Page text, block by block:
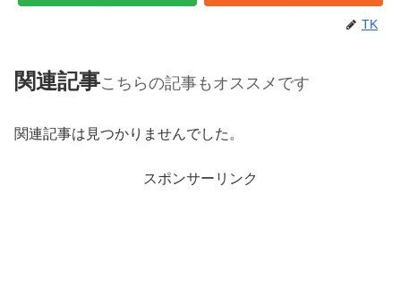
TK
関連記事こちらの記事もオススメです
関連記事は見つかりませんでした。
スポンサーリンク